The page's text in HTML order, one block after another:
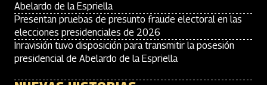
Abelardo de la Espriella
Presentan pruebas de presunto fraude electoral en las
elecciones presidenciales de 2026
Inravisión tuvo disposición para transmitir la posesión
presidencial de Abelardo de la Espriella